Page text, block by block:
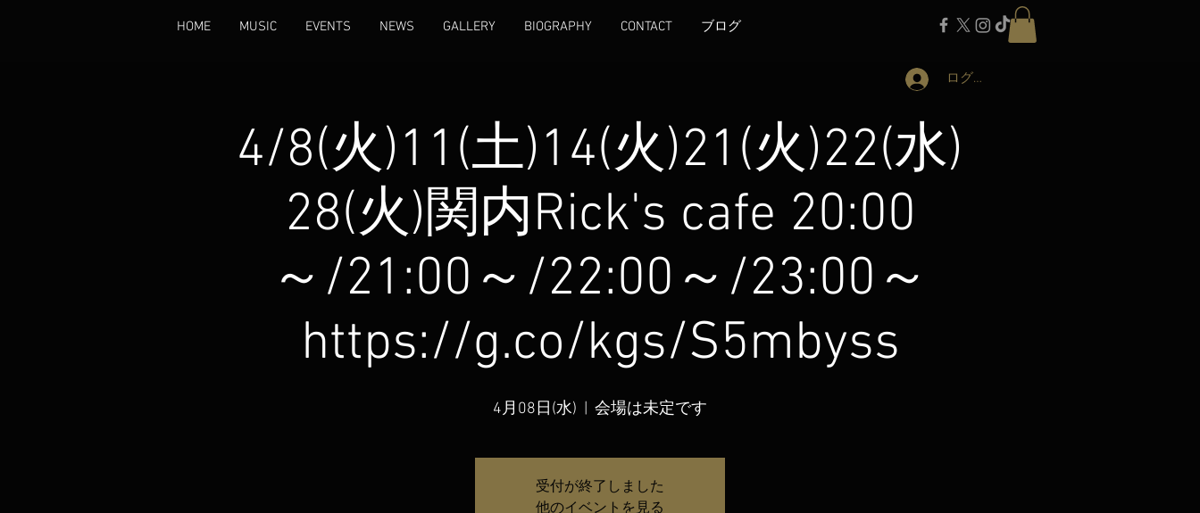
HOME MUSIC EVENTS NEWS GALLERY BIOGRAPHY CONTACT ブログ
ログイン
4/8(火)11(土)14(火)21(火)22(水)
28(火)関内Rick's cafe 20:00
～/21:00～/22:00～/23:00～
https://g.co/kgs/S5mbyss
4月08日(水) 会場は未定です
受付が終了しました
他のイベントを見る